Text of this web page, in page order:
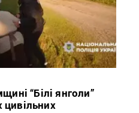
“Білі янголи”